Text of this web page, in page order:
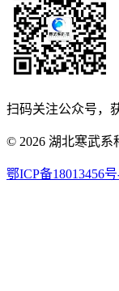
扫码关注公众号，
© 2026 湖北寒武系
鄂ICP备18013456号